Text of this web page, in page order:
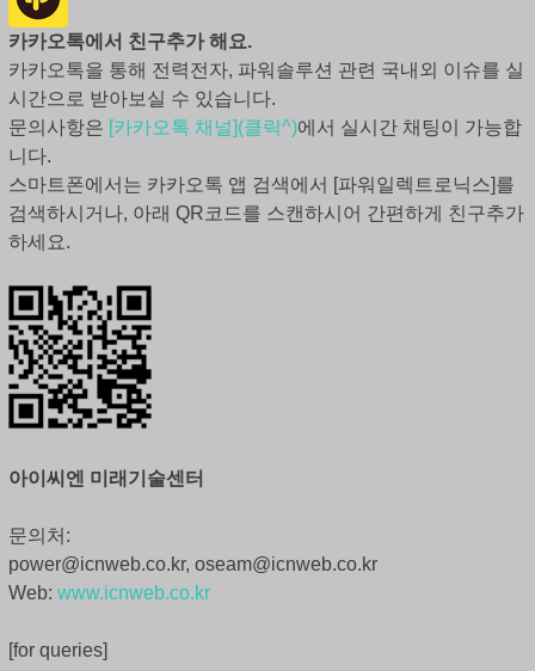
카카오톡에서 친구추가 해요.
카카오톡을 통해 전력전자, 파워솔루션 관련 국내외 이슈를 실
시간으로 받아보실 수 있습니다.
문의사항은 [카카오톡 채널](클릭^)에서 실시간 채팅이 가능합
니다.
스마트폰에서는 카카오톡 앱 검색에서 [파워일렉트로닉스]를
검색하시거나, 아래 QR코드를 스캔하시어 간편하게 친구추가
하세요.
아이씨엔 미래기술센터
문의처:
power@icnweb.co.kr, oseam@icnweb.co.kr
Web: www.icnweb.co.kr
[for queries]